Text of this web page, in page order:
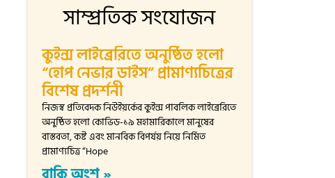
সাম্প্রতিক সংযোজন
কুইন্স লাইব্রেরিতে অনুষ্ঠিত হলো
“হোপ নেভার ডাইস” প্রামাণ্যচিত্রের
বিশেষ প্রদর্শনী
নিজস্ব প্রতিবেদক নিউইয়র্কের কুইন্স পাবলিক লাইব্রেরিতে
অনুষ্ঠিত হলো কোভিড-১৯ মহামারিকালে মানুষের
বাস্তবতা, কষ্ট এবং মানবিক বিপর্যয় নিয়ে নির্মিত
প্রামাণ্যচিত্র “Hope